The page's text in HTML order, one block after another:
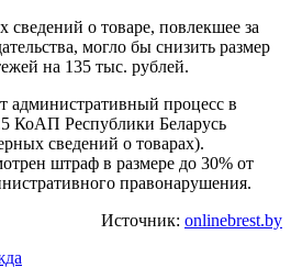
сведений о товаре, повлекшее за
могло бы снизить размер
на 135 тыс. рублей.
административный процесс в
КоАП Республики Беларусь
сведений о товарах).
штраф в размере до 30% от
правонарушения.
Источник: onlinebrest.by